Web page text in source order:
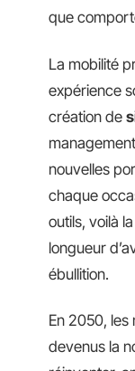
que
La mobilité
expérience
création de
nouvelles
chaque
outils, voilà
longueur
ébullition.
En 2050, les
devenus la